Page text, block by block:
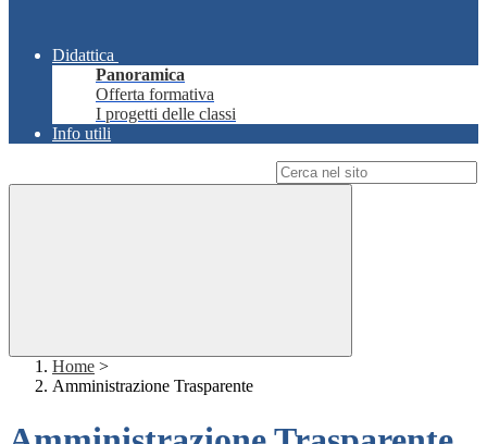
Didattica
Panoramica
Offerta formativa
I progetti delle classi
Info utili
Home >
Amministrazione Trasparente